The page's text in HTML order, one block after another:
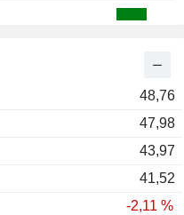
48,76
47,98
43,97
41,52
-2,11 %